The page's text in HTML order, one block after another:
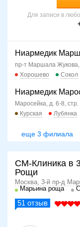
Для записи в
Ниармедик
пр-т Маршала Жукова,
Хорошево
Сокол
Ниармедик
Маросейка, д. 6-8, стр.
Курская
Лубянка
еще 3 филиала
СМ-Клиника в
Рощи
Москва, 3-й пр-д
Марьина роща
51 отзыв